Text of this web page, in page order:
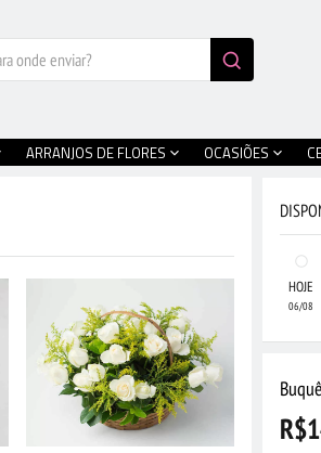
ARRANJOS DE FLORES OCASIÕES
HOJE
06/08